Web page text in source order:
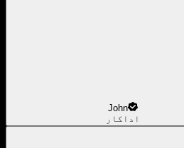
John
اداکار